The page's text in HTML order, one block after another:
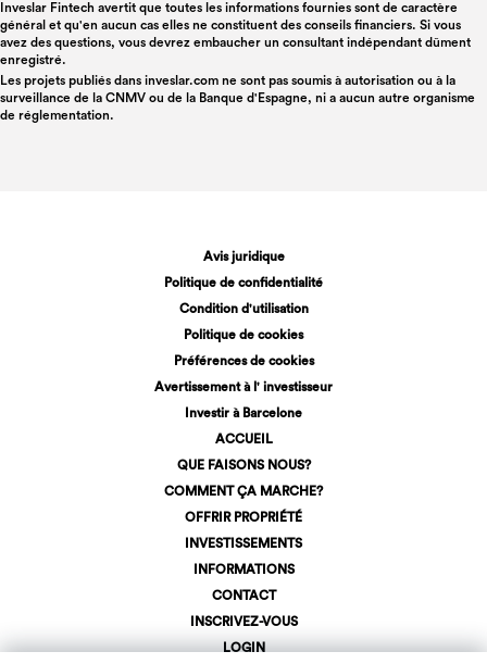
Inveslar Fintech avertit que toutes les informations fournies sont de caractère
général et qu'en aucun cas elles ne constituent des conseils financiers. Si vous
avez des questions, vous devrez embaucher un consultant indépendant dûment
enregistré.
Les projets publiés dans inveslar.com ne sont pas soumis à autorisation ou à la
surveillance de la CNMV ou de la Banque d'Espagne, ni a aucun autre organisme
de réglementation.
Avis juridique
Politique de confidentialité
Condition d'utilisation
Politique de cookies
Préférences de cookies
Avertissement à l' investisseur
Investir à Barcelone
ACCUEIL
QUE FAISONS NOUS?
COMMENT ÇA MARCHE?
OFFRIR PROPRIÉTÉ
INVESTISSEMENTS
INFORMATIONS
CONTACT
INSCRIVEZ-VOUS
LOGIN